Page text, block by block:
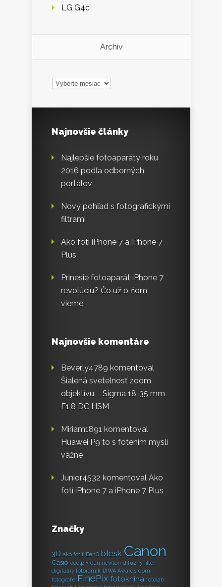
LG G4c
Archív
Archív
Najnovšie články
Najlepšie fotoaparáty roku
2016 podľa odborných
portálov
Nový pohľad s fotografickými
filtrami
Ako fotí iPhone 7 a iPhone 7
Plus
Prinesie fotoaparát iPhone 7
revolúciu? Čo už o ňom
vieme.
Najnovšie komentáre
Beverly4789 komentoval
Šialená svetelnosť zoom
objektívu – Sigma 18-35 mm
F1,8 DC HSM
Miriam1891 komentoval
Huawei P9 to s fotením myslí
vážne
Junior4532 komentoval Ako
fotí iPhone 7 a iPhone 7 Plus
Značky
3D ako fotiť BenQ blesk Canon
Casio coolpix dan newton difúzny filter
digitálny fotorámik DIWA Awards dom
fotografie FinePix fotokniha fotolab